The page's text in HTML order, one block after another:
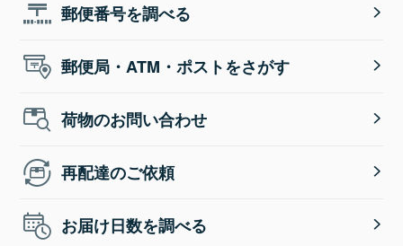
郵便番号を調べる
郵便局・ATM・ポストをさがす
荷物のお問い合わせ
再配達のご依頼
お届け日数を調べる